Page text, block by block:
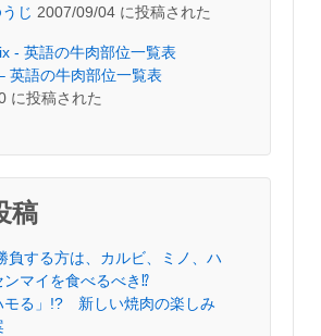
じ 2007/09/04 に投稿された
英語の牛肉部位一覧表
に投稿された
稿
負する方は、カルビ、ミノ、ハ
マイを食べるべき⁉︎
モる」!? 新しい焼肉の楽しみ